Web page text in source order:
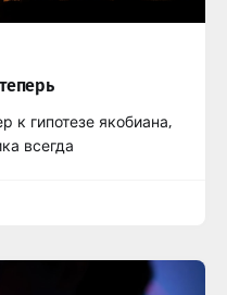
к гипотезе якобиана,
всегда